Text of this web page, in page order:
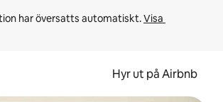
har översatts automatiskt. Visa
Hyr ut på Airbnb